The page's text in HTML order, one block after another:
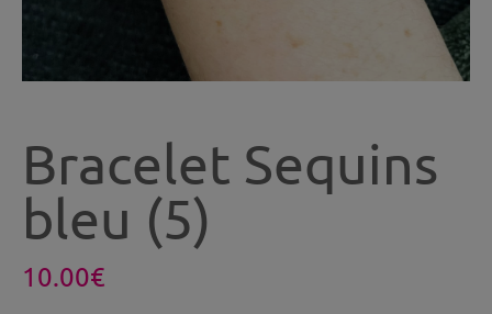
Bracelet Sequins
bleu (5)
10.00€